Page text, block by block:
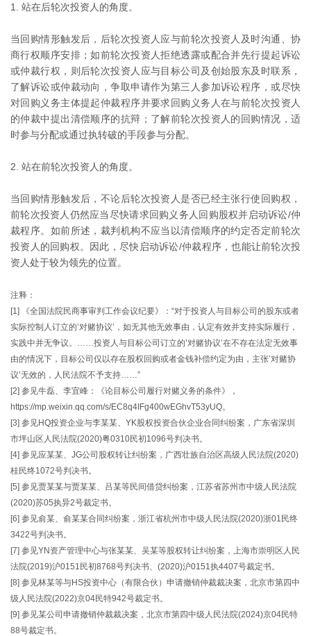
1. 站在后轮次投资人的角度。
当回购情形触发后，后轮次投资人应与前轮次投资人及时沟通、协
商行权顺序安排；如前轮次投资人拒绝透露或配合并先行提起诉讼
或仲裁行权，则后轮次投资人应与目标公司及创始股东及时联系，
了解诉讼或仲裁动向，争取申请作为第三人参加诉讼程序，或尽快
对回购义务主体提起仲裁程序并要求回购义务人在与前轮次投资人
的仲裁中提出清偿顺序的抗辩；了解前轮次投资人的回购情况，适
时参与分配或通过执转破的手段参与分配。
2. 站在前轮次投资人的角度。
当回购情形触发后，不论后轮次投资人是否已经主张行使回购权，
前轮次投资人仍然应当尽快请求回购义务人回购股权并启动诉讼/仲
裁程序。如前所述，裁判机构不应当以清偿顺序的约定否定前轮次
投资人的回购权。因此，尽快启动诉讼/仲裁程序，也能让前轮次投
资人处于较为领先的位置。
注释：
[1] 《全国法院民商事审判工作会议纪要》：“对于投资人与目标公司的股东或者
实际控制人订立的’对赌协议’，如无其他无效事由，认定有效并支持实际履行，
实践中并无争议。……投资人与目标公司订立的’对赌协议’在不存在法定无效事
由的情况下，目标公司仅以存在股权回购或者金钱补偿约定为由，主张’对赌协
议’无效的，人民法院不予支持……”
[2] 参见牛磊、李宜峰：《论目标公司履行对赌义务的条件》，
https://mp.weixin.qq.com/s/EC8q4IFg400wEGhvT53yUQ。
[3] 参见HQ投资企业与李某某、YK股权投资合伙企业合同纠纷案，广东省深圳
市坪山区人民法院(2020)粤0310民初1096号判决书。
[4] 参见应某某、JG公司股权转让纠纷案，广西壮族自治区高级人民法院(2020)
桂民终1072号判决书。
[5] 参见贾某某与贾某某、吕某等民间借贷纠纷案，江苏省苏州市中级人民法院
(2020)苏05执异2号裁定书。
[6] 参见俞某、俞某某合同纠纷案，浙江省杭州市中级人民法院(2020)浙01民终
3422号判决书。
[7] 参见YN资产管理中心与张某某、吴某等股权转让纠纷案，上海市崇明区人民
法院(2019)沪0151民初8768号判决书、(2020)沪0151执4407号裁定书。
[8] 参见林某等与HS投资中心（有限合伙）申请撤销仲裁裁决案，北京市第四中
级人民法院(2022)京04民特942号裁定书。
[9] 参见某公司申请撤销仲裁裁决案，北京市第四中级人民法院(2024)京04民特
88号裁定书。